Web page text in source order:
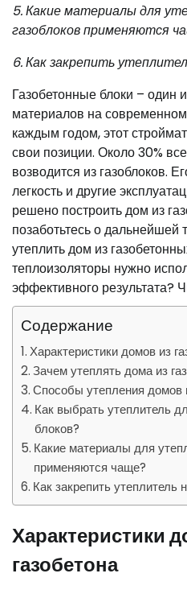
5. Какие материалы для
газоблоков применяются
6. Как закрепить
Газобетонные блоки – один
материалов на
каждым годом, этот
свои позиции. Около 30%
возводится из газоблоков.
легкость и другие
решено построить дом из
позаботьтесь о дальнейшей
утеплить дом из
теплоизоляторы нужно
эффективного результата?
Содержание
Характеристики домов из
Зачем утеплять дома из
Способы утепления домов
Как выбрать утеплитель
блоков?
Какие материалы для
применяются чаще?
Как закрепить
Характеристики
газобетона